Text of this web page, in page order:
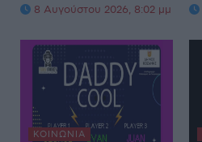
8 Αυγούστου 2026, 8:02 μμ
ΚΟΙΝΩΝΊΑ